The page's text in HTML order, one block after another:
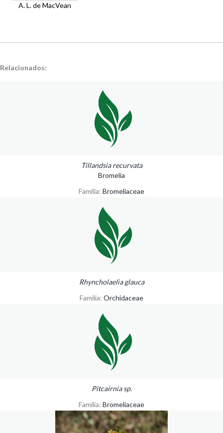
A. L. de MacVean
Relacionados:
Tillandsia recurvata
Bromelia
Familia: Bromeliaceae
Rhyncholaelia glauca
Familia: Orchidaceae
Pitcairnia sp.
Familia: Bromeliaceae